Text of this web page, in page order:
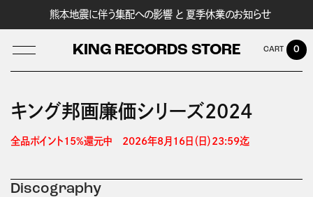
熊本地震に伴う集配への影響 と 夏季休業のお知らせ
KING RECORDS STORE
LOG IN
0
キング邦画廉価シリーズ2024
全品ポイント15%還元中　2026年8月16日（日）23:59迄
Discography